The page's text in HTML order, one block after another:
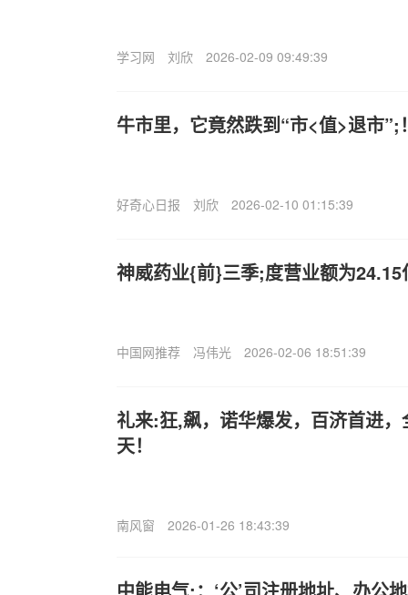
学习网 刘欣 2026-02-09 09:49:39
牛市里，它竟然跌到“市<值>退市”;
好奇心日报 刘欣 2026-02-10 01:15:39
神威药业{前}三季;度营业额为
中国网推荐 冯伟光 2026-02-06 18:51:39
礼来:狂,飙，诺华爆发，百济首进
天！
南风窗 2026-01-26 18:43:39